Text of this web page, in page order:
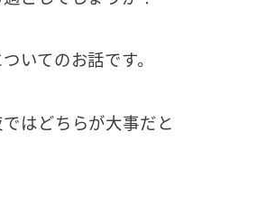
いてのお話です。
はどちらが大事だと